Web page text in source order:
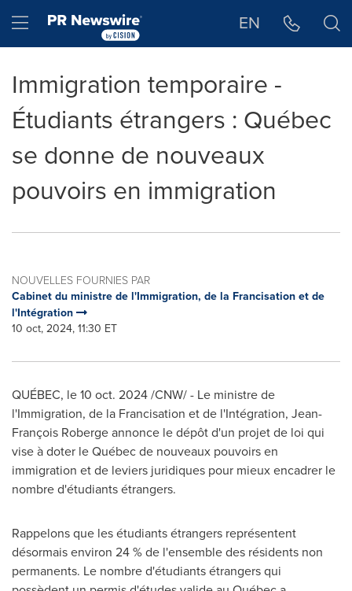
Hamburger menu EN
Immigration temporaire -
Étudiants étrangers : Québec
se donne de nouveaux
pouvoirs en immigration
NOUVELLES FOURNIES PAR
Cabinet du ministre de l'Immigration, de la Francisation et de
l'Intégration
10 oct, 2024, 11:30 ET
QUÉBEC, le10 oct. 2024/CNW/ - Le ministre de
l'Immigration, de la Francisation et de l'Intégration, Jean-
François Roberge annonce le dépôt d'un projet de loi qui
vise à doter le Québec de nouveaux pouvoirs en
immigration et de leviers juridiques pour mieux encadrer le
nombre d'étudiants étrangers.
Rappelons que les étudiants étrangers représentent
désormais environ 24 % de l'ensemble des résidents non
permanents. Le nombre d'étudiants étrangers qui